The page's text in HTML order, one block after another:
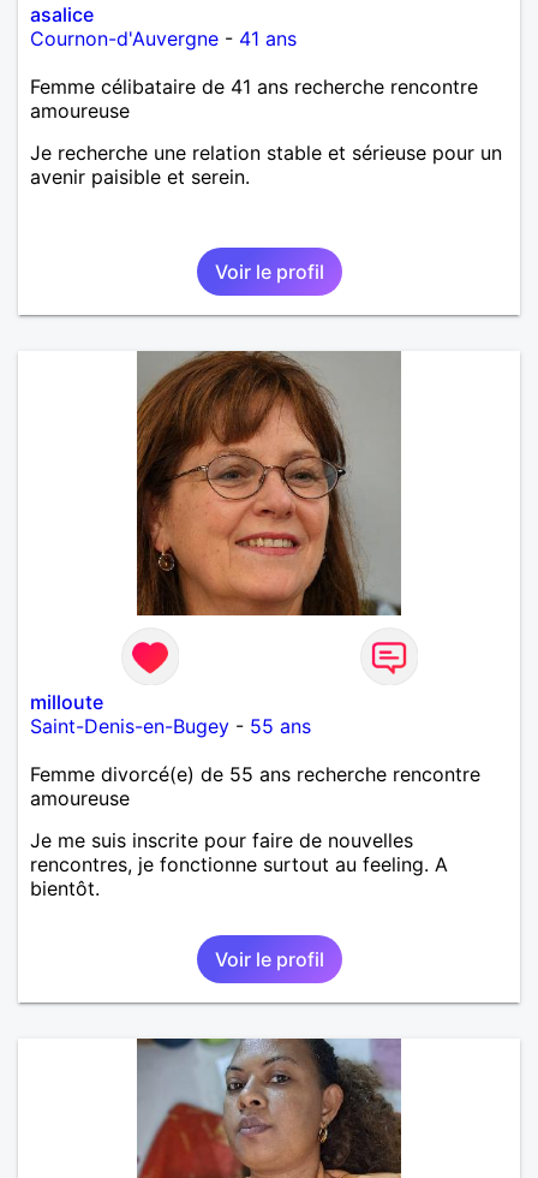
asalice
Cournon-d'Auvergne - 41 ans
Femme célibataire de 41 ans recherche rencontre
amoureuse
Je recherche une relation stable et sérieuse pour un
avenir paisible et serein.
Voir le profil
milloute
Saint-Denis-en-Bugey - 55 ans
Femme divorcé(e) de 55 ans recherche rencontre
amoureuse
Je me suis inscrite pour faire de nouvelles
rencontres, je fonctionne surtout au feeling. A
bientôt.
Voir le profil